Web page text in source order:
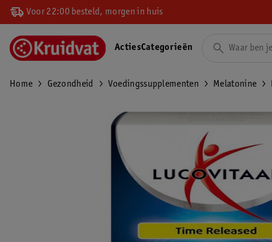
Voor 22:00 besteld, morgen in huis
ActiesCategorieën
Home Gezondheid Voedingssupplementen Melatonine